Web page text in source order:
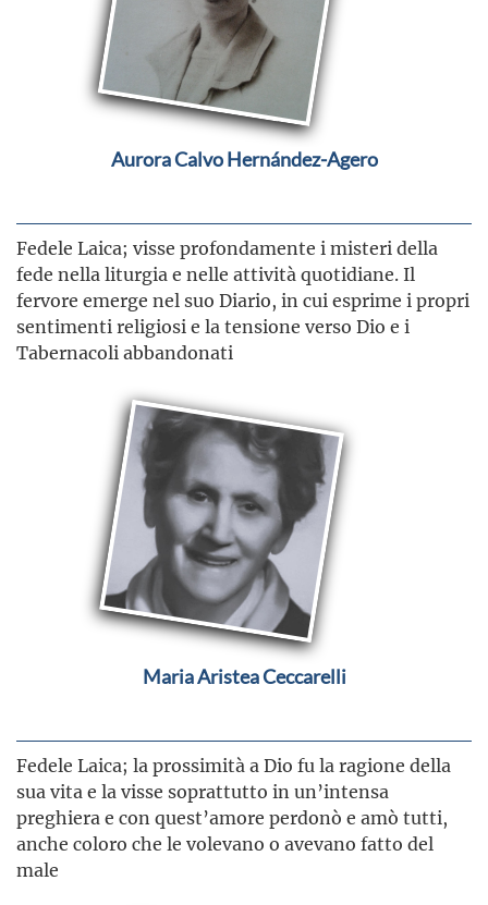
Aurora Calvo Hernández-Agero
Fedele Laica; visse profondamente i misteri della
fede nella liturgia e nelle attività quotidiane. Il
fervore emerge nel suo Diario, in cui esprime i propri
sentimenti religiosi e la tensione verso Dio e i
Tabernacoli abbandonati
Maria Aristea Ceccarelli
Fedele Laica; la prossimità a Dio fu la ragione della
sua vita e la visse soprattutto in un’intensa
preghiera e con quest’amore perdonò e amò tutti,
anche coloro che le volevano o avevano fatto del
male